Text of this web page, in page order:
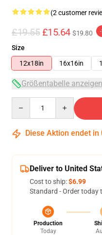
(2 customer
£19.55 £15.64 $19.80
Size
12x18in
16x16in
Größentabelle anzeigen
Diese Aktion endet in
Deliver to United
Cost to ship:$6.99
Standard - Order today
Production
Today